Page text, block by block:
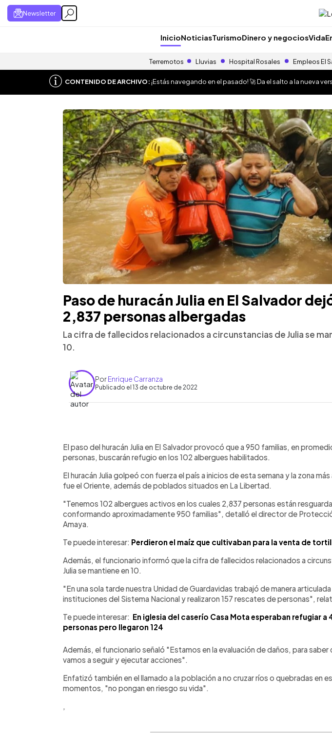
Newsletter
InicioNoticiasTurismoDinero y negociosVida
Terremotos Lluvias Hospital Rosales Empleos El
CONTENIDO DE ARCHIVO:¡Estás navegando en el pasado! 🚀 Da el salto a la nueva
Paso de huracán Julia en El Salvador
2,837 personas albergadas
La cifra de fallecidos relacionados a circunstancias de Julia se
10.
PorEnrique Carranza
Publicado el 13 de octubre de 2022
► Escuchar artículo
El paso del huracán Julia en El Salvador provocó que a 950 familias, en
personas, buscarán refugio en los 102 albergues habilitados.
El huracán Julia golpeó con fuerza el país a inicios de esta semana y la zona
fue el Oriente, además de poblados situados en La Libertad.
"Tenemos 102 albergues activos en los cuales 2,837 personas están
conformando aproximadamente 950 familias", detalló el director de
Amaya.
Te puede interesar: Perdieron el maíz que cultivaban para la venta de
Además, el funcionario informó que la cifra de fallecidos relacionados a
Julia se mantiene en 10.
"En una sola tarde nuestra Unidad de Guardavidas trabajó de manera
instituciones del Sistema Nacional y realizaron 157 rescates de personas",
Te puede interesar: En iglesia del caserío Casa Mota esperaban refugiar a
personas pero llegaron 124
Además, el funcionario señaló "Estamos en la evaluación de daños, para saber
vamos a seguir y ejecutar acciones".
Enfatizó también en el llamado a la población a no cruzar ríos o quebradas en
momentos, "no pongan en riesgo su vida".